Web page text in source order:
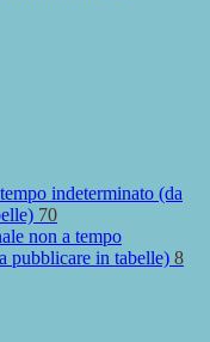
indeterminato (da
70
non a tempo
pubblicare in tabelle) 8